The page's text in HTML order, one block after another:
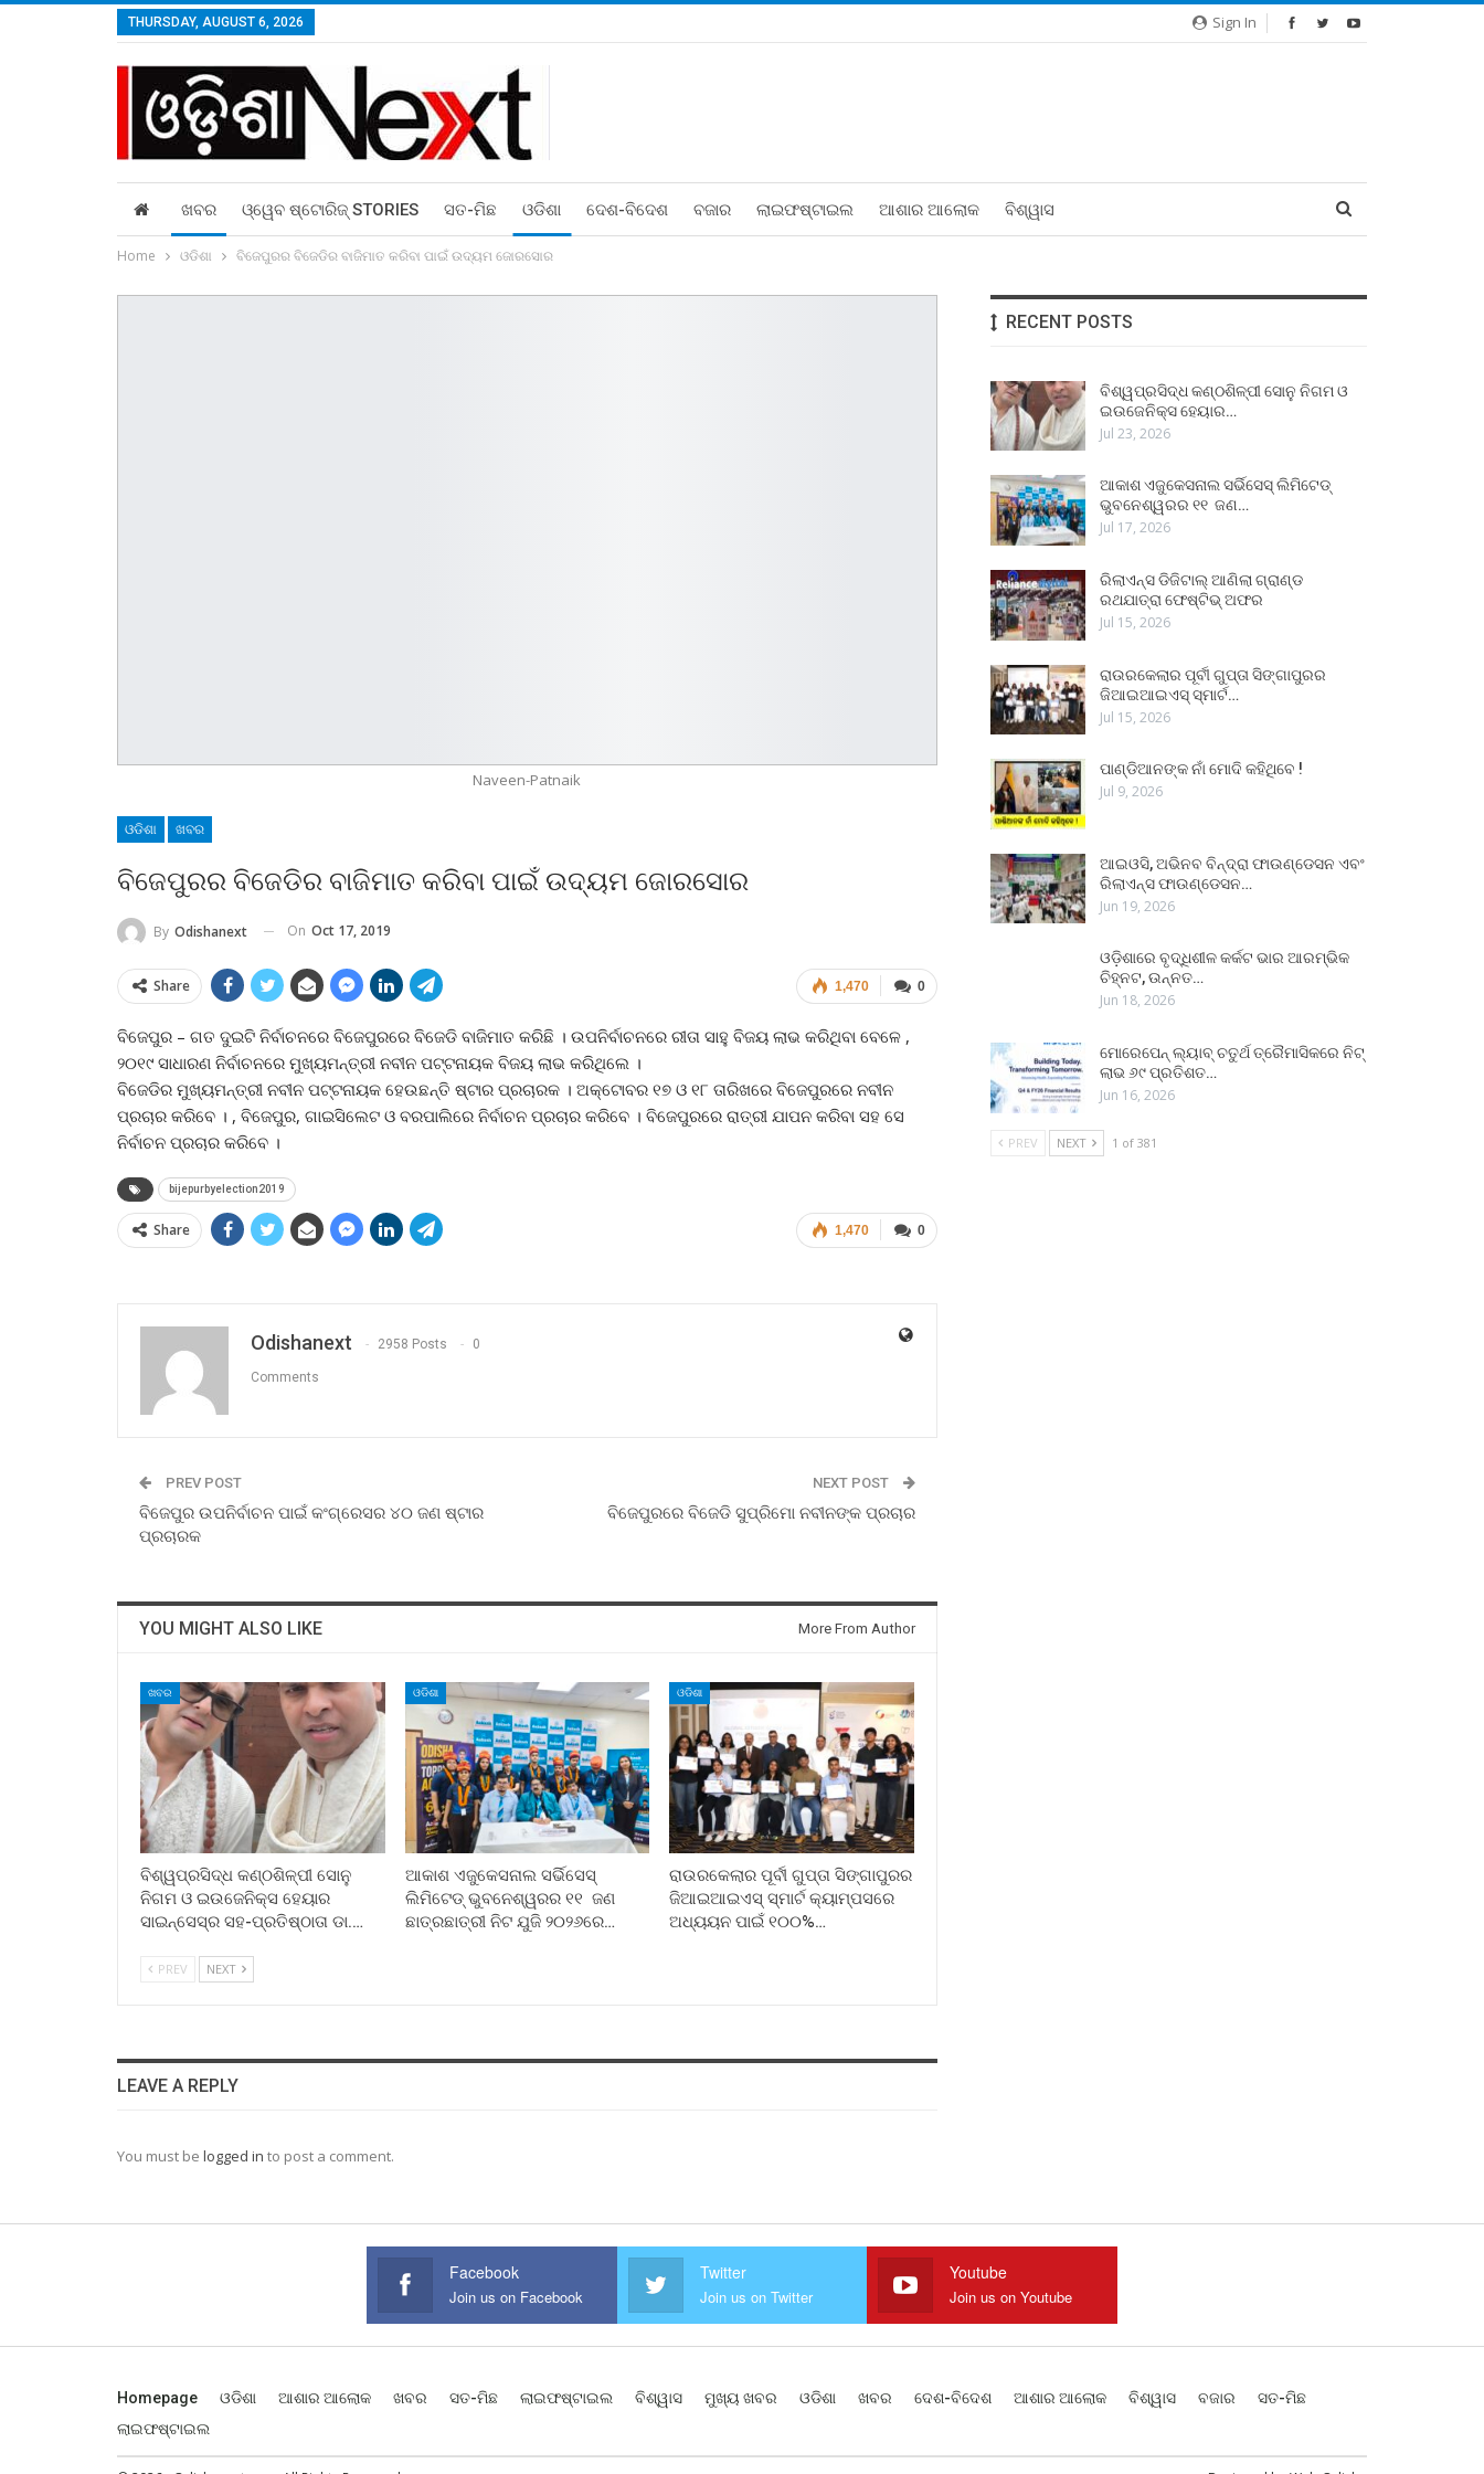
Sign In
THURSDAY, AUGUST 6, 2026
ଖବର ଓ୍ୱେବ ଷ୍ଟୋରିଜ୍‌ STORIES ସତ-ମିଛ ଓଡିଶା ଦେଶ-ବିଦେଶ ବଜାର ଲାଇଫଷ୍ଟାଇଲ ଆଶାର ଆଲୋକ ବିଶ୍ୱାସ
Home ଓଡିଶା ବିଜେପୁରର ବିଜେଡିର ବାଜିମାତ କରିବା ପାଇଁ ଉଦ୍ୟମ ଜୋରସୋର
Naveen-Patnaik
ଓଡିଶା ଖବର
ବିଜେପୁରର ବିଜେଡିର ବାଜିମାତ କରିବା ପାଇଁ ଉଦ୍ୟମ ଜୋରସୋର
By Odishanext On Oct 17, 2019
0
1,470
Share
ବିଜେପୁର – ଗତ ଦୁଇଟି ନିର୍ବାଚନରେ ବିଜେପୁରରେ ବିଜେଡି ବାଜିମାତ କରିଛି । ଉପନିର୍ବାଚନରେ ରୀତା ସାହୁ ବିଜୟ ଲାଭ କରିଥିବା ବେଳେ ,
୨୦୧୯ ସାଧାରଣ ନିର୍ବାଚନରେ ମୁଖ୍ୟମନ୍ତ୍ରୀ ନବୀନ ପଟ୍ଟନାୟକ ବିଜୟ ଲାଭ କରିଥିଲେ ।
ବିଜେଡିର ମୁଖ୍ୟମନ୍ତ୍ରୀ ନବୀନ ପଟ୍ଟନାୟକ ହେଉଛନ୍ତି ଷ୍ଟାର ପ୍ରଚାରକ । ଅକ୍ଟୋବର ୧୭ ଓ ୧୮ ତାରିଖରେ ବିଜେପୁରରେ ନବୀନ
ପ୍ରଚାର କରିବେ । , ବିଜେପୁର, ଗାଇସିଲେଟ ଓ ବରପାଲିରେ ନିର୍ବାଚନ ପ୍ରଚାର କରିବେ । ବିଜେପୁରରେ ରାତ୍ରୀ ଯାପନ କରିବା ସହ ସେ
ନିର୍ବାଚନ ପ୍ରଚାର କରିବେ ।
bijepurbyelection2019
0
1,470
Share
Odishanext 2958 Posts 0
Comments
PREV POST
ବିଜେପୁର ଉପନିର୍ବାଚନ ପାଇଁ କଂଗ୍ରେସର ୪୦ ଜଣ ଷ୍ଟାର
ପ୍ରଚାରକ
NEXT POST
ବିଜେପୁରରେ ବିଜେଡି ସୁପ୍ରିମୋ ନବୀନଙ୍କ ପ୍ରଚାର
YOU MIGHT ALSO LIKE More From Author
ଖବର
ବିଶ୍ୱପ୍ରସିଦ୍ଧ କଣ୍ଠଶିଳ୍ପୀ ସୋନୁ
ନିଗମ ଓ ଇଉଜେନିକ୍ସ ହେୟାର
ସାଇନ୍ସେସ୍ର ସହ-ପ୍ରତିଷ୍ଠାତା ଡା.…
ଓଡିଶା
ଆକାଶ ଏଜୁକେସନାଲ ସର୍ଭିସେସ୍
ଲିମିଟେଡ୍ ଭୁବନେଶ୍ୱରର ୧୧ ଜଣ
ଛାତ୍ରଛାତ୍ରୀ ନିଟ ଯୁଜି ୨୦୨୬ରେ…
ଓଡିଶା
ରାଉରକେଲାର ପୂର୍ବୀ ଗୁପ୍ତା ସିଙ୍ଗାପୁରର
ଜିଆଇଆଇଏସ୍ ସ୍ମାର୍ଟ କ୍ୟାମ୍ପସରେ
ଅଧ୍ୟୟନ ପାଇଁ ୧୦୦%…
PREV NEXT
LEAVE A REPLY
You must be logged in to post a comment.
RECENT POSTS
ବିଶ୍ୱପ୍ରସିଦ୍ଧ କଣ୍ଠଶିଳ୍ପୀ ସୋନୁ ନିଗମ ଓ
ଇଉଜେନିକ୍ସ ହେୟାର…
Jul 23, 2026
ଆକାଶ ଏଜୁକେସନାଲ ସର୍ଭିସେସ୍ ଲିମିଟେଡ୍
ଭୁବନେଶ୍ୱରର ୧୧ ଜଣ…
Jul 17, 2026
ରିଲାଏନ୍ସ ଡିଜିଟାଲ୍ ଆଣିଲା ଗ୍ରାଣ୍ଡ
ରଥଯାତ୍ରା ଫେଷ୍ଟିଭ୍ ଅଫର
Jul 15, 2026
ରାଉରକେଲାର ପୂର୍ବୀ ଗୁପ୍ତା ସିଙ୍ଗାପୁରର
ଜିଆଇଆଇଏସ୍ ସ୍ମାର୍ଟ…
Jul 15, 2026
ପାଣ୍ଡିଆନଙ୍କ ନାଁ ମୋଦି କହିଥିବେ !
Jul 9, 2026
ଆଇଓସି, ଅଭିନବ ବିନ୍ଦ୍ରା ଫାଉଣ୍ଡେସନ ଏବଂ
ରିଲାଏନ୍ସ ଫାଉଣ୍ଡେସନ…
Jun 19, 2026
ଓଡ଼ିଶାରେ ବୃଦ୍ଧିଶୀଳ କର୍କଟ ଭାର ଆରମ୍ଭିକ
ଚିହ୍ନଟ, ଉନ୍ନତ…
Jun 18, 2026
ମୋରେପେନ୍ ଲ୍ୟାବ୍ ଚତୁର୍ଥ ତ୍ରୈମାସିକରେ ନିଟ୍
ଲାଭ ୬୯ ପ୍ରତିଶତ…
Jun 16, 2026
PREV NEXT 1 of 381
Facebook
Join us on Facebook
Twitter
Join us on Twitter
Youtube
Join us on Youtube
Homepage ଓଡିଶା ଆଶାର ଆଲୋକ ଖବର ସତ-ମିଛ ଲାଇଫଷ୍ଟାଇଲ ବିଶ୍ୱାସ ମୁଖ୍ୟ ଖବର ଓଡିଶା ଖବର ଦେଶ-ବିଦେଶ ଆଶାର ଆଲୋକ ବିଶ୍ୱାସ ବଜାର
ସତ-ମିଛ
ଲାଇଫଷ୍ଟାଇଲ